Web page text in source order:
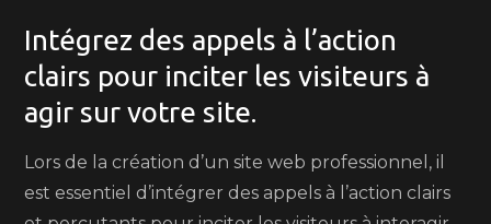
Intégrez des appels à l’action
clairs pour inciter les visiteurs à
agir sur votre site.
Lors de la création d’un site web professionnel, il
est essentiel d’intégrer des appels à l’action clairs